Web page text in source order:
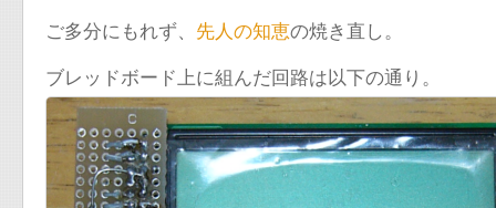
ご多分にもれず、 先人の知恵の焼き直し。
ブレッドボード上に組んだ回路は以下の通り。